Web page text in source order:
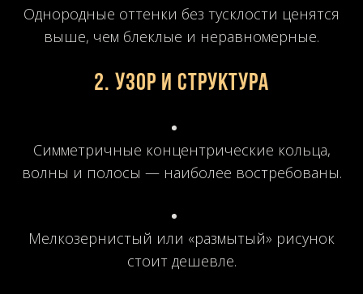
Однородные оттенки без тусклости ценятся
выше, чем блеклые и неравномерные.
2. Узор и структура
Симметричные концентрические кольца,
волны и полосы — наиболее востребованы.
Мелкозернистый или «размытый» рисунок
стоит дешевле.